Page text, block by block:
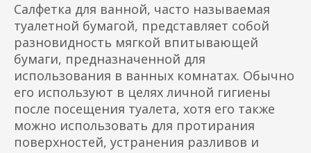
Салфетка для ванной, часто называемая
туалетной бумагой, представляет собой
разновидность мягкой впитывающей
бумаги, предназначенной для
использования в ванных комнатах. Обычно
его используют в целях личной гигиены
после посещения туалета, хотя его также
можно использовать для протирания
поверхностей, устранения разливов и